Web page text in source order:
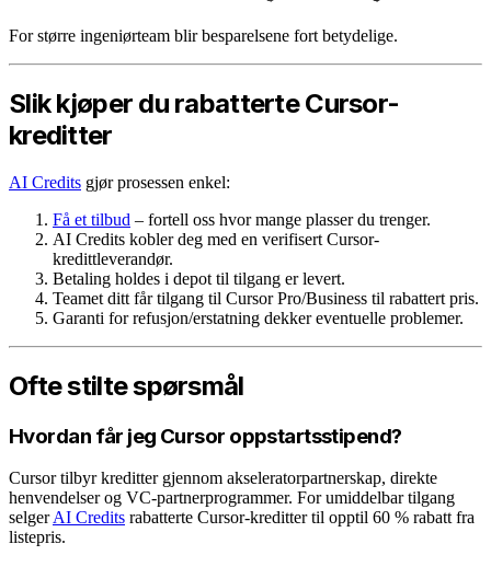
For større ingeniørteam blir besparelsene fort betydelige.
Slik kjøper du rabatterte Cursor-
kreditter
AI Credits gjør prosessen enkel:
Få et tilbud – fortell oss hvor mange plasser du trenger.
AI Credits kobler deg med en verifisert Cursor-
kredittleverandør.
Betaling holdes i depot til tilgang er levert.
Teamet ditt får tilgang til Cursor Pro/Business til rabattert pris.
Garanti for refusjon/erstatning dekker eventuelle problemer.
Ofte stilte spørsmål
Hvordan får jeg Cursor oppstartsstipend?
Cursor tilbyr kreditter gjennom akseleratorpartnerskap, direkte
henvendelser og VC-partnerprogrammer. For umiddelbar tilgang
selgerAI Credits rabatterte Cursor-kreditter til opptil 60 % rabatt fra
listepris.